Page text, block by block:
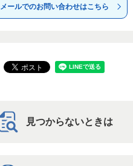
メールでのお問い合わせはこちら
見つからないときは